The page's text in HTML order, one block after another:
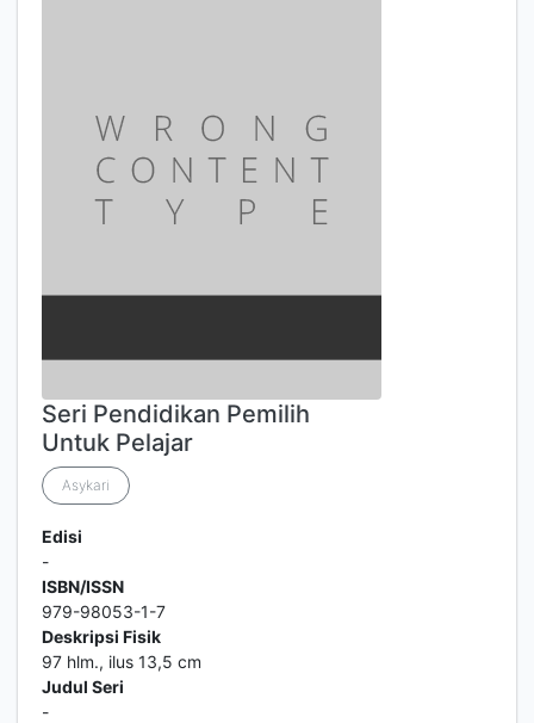
Seri Pendidikan Pemilih
Untuk Pelajar
Asykari
Edisi
-
ISBN/ISSN
979-98053-1-7
Deskripsi Fisik
97 hlm., ilus 13,5 cm
Judul Seri
-